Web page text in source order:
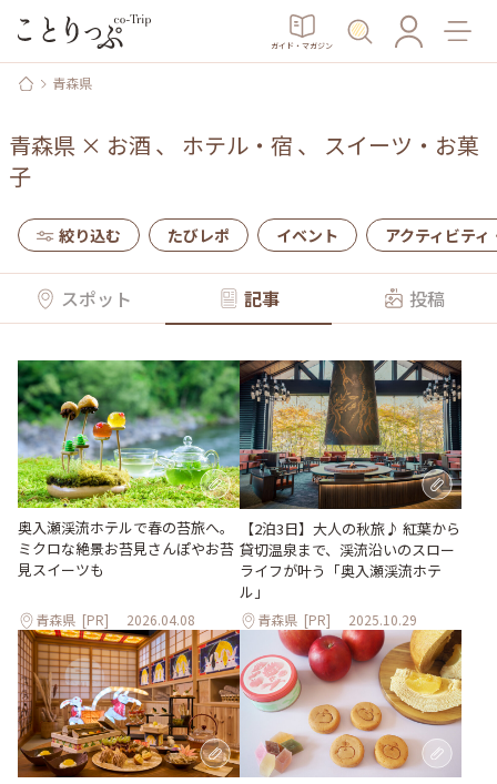
ガイド・マガジン
青森県
青森県 × お酒 、 ホテル・宿 、 スイーツ・お菓
子
絞り込む たびレポ イベント アクティビティ
スポット 記事 投稿
奥入瀬渓流ホテルで春の苔旅へ。
ミクロな絶景お苔見さんぽやお苔
見スイーツも
青森県 [PR] 2026.04.08
【2泊3日】大人の秋旅♪ 紅葉から
貸切温泉まで、渓流沿いのスロー
ライフが叶う「奥入瀬渓流ホテ
ル」
青森県 [PR] 2025.10.29